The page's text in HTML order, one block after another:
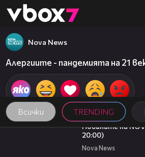
👾
Всички TRENDING
Nova News
Алергиите - пандемията на 21
23:12
Новините на
20:00)
Nova News